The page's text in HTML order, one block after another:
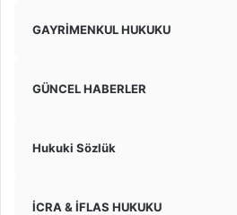
GAYRİMENKUL HUKUKU
GÜNCEL HABERLER
Hukuki Sözlük
İCRA & İFLAS HUKUKU